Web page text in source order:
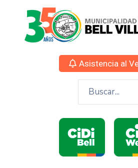
Asistencia al